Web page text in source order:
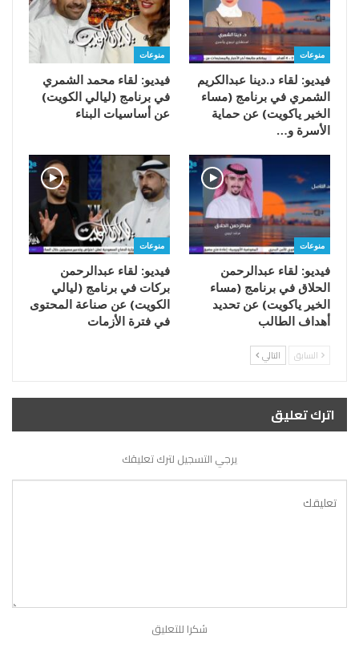
منوعات
فيديو: لقاء د.دينا عبدالكريم
الشمري في برنامج (مساء
الخير ياكويت) عن حماية
الأسرة و…
منوعات
فيديو: لقاء محمد الشمري
في برنامج (ليالي الكويت)
عن أساسيات البناء
منوعات
فيديو: لقاء عبدالرحمن
الحلاق في برنامج (مساء
الخير ياكويت) عن تحديد
أهداف الطالب
منوعات
فيديو: لقاء عبدالرحمن
بركات في برنامج (ليالي
الكويت) عن صناعة المحتوى
في فترة الأزمات
السابق التالي
اترك تعليق
يرجي التسجيل لترك تعليقك
شكرا للتعليق